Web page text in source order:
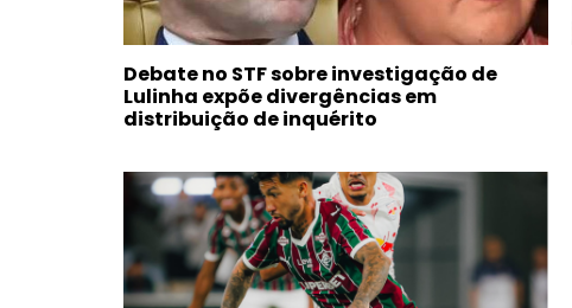
Debate no STF sobre investigação de
Lulinha expõe divergências em
distribuição de inquérito